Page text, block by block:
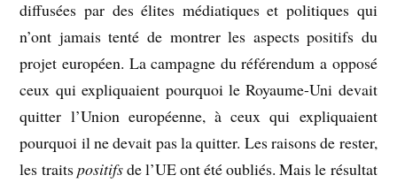
diffusées par des élites médiatiques et politiques qui
n’ont jamais tenté de montrer les aspects positifs du
projet européen. La campagne du référendum a opposé
ceux qui expliquaient pourquoi le Royaume-Uni devait
quitter l’Union européenne, à ceux qui expliquaient
pourquoi il ne devait pas la quitter. Les raisons de rester,
les traitspositifsde l’UE ont été oubliés. Mais le résultat